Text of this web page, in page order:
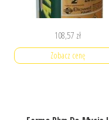
108,57 zł
Zobacz cenę